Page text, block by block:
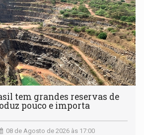
tem grandes reservas de
pouco e importa
08 de Agosto de 2026 às 17:00